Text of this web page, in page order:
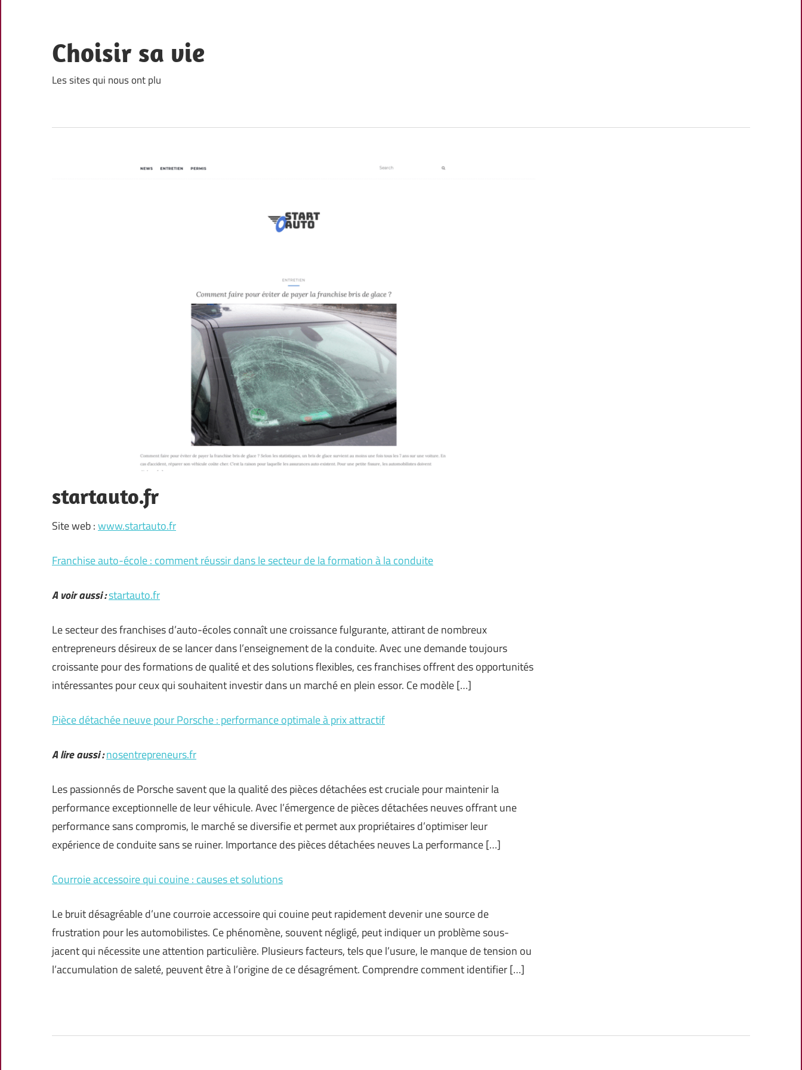
content
Choisir sa vie
Les sites qui nous ont plu
startauto.fr
Site web :www.startauto.fr
Franchise auto-école : comment réussir dans le secteur de la formation à la conduite
A voir aussi :startauto.fr
Le secteur des franchises d’auto-écoles connaît une croissance fulgurante, attirant de nombreux
entrepreneurs désireux de se lancer dans l’enseignement de la conduite. Avec une demande toujours
croissante pour des formations de qualité et des solutions flexibles, ces franchises offrent des opportunités
intéressantes pour ceux qui souhaitent investir dans un marché en plein essor. Ce modèle […]
Pièce détachée neuve pour Porsche : performance optimale à prix attractif
A lire aussi :nosentrepreneurs.fr
Les passionnés de Porsche savent que la qualité des pièces détachées est cruciale pour maintenir la
performance exceptionnelle de leur véhicule. Avec l’émergence de pièces détachées neuves offrant une
performance sans compromis, le marché se diversifie et permet aux propriétaires d’optimiser leur
expérience de conduite sans se ruiner. Importance des pièces détachées neuves La performance […]
Courroie accessoire qui couine : causes et solutions
Le bruit désagréable d’une courroie accessoire qui couine peut rapidement devenir une source de
frustration pour les automobilistes. Ce phénomène, souvent négligé, peut indiquer un problème sous-
jacent qui nécessite une attention particulière. Plusieurs facteurs, tels que l’usure, le manque de tension ou
l’accumulation de saleté, peuvent être à l’origine de ce désagrément. Comprendre comment identifier […]